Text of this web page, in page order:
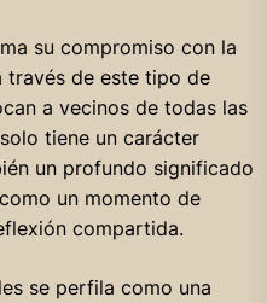
su compromiso con la
través de este tipo de
a vecinos de todas las
tiene un carácter
un profundo significado
un momento de
compartida.
se perfila como una